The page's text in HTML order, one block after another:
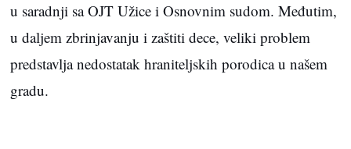
u saradnji sa OJT Užice i Osnovnim sudom. Međutim,
u daljem zbrinjavanju i zaštiti dece, veliki problem
predstavlja nedostatak hraniteljskih porodica u našem
gradu.